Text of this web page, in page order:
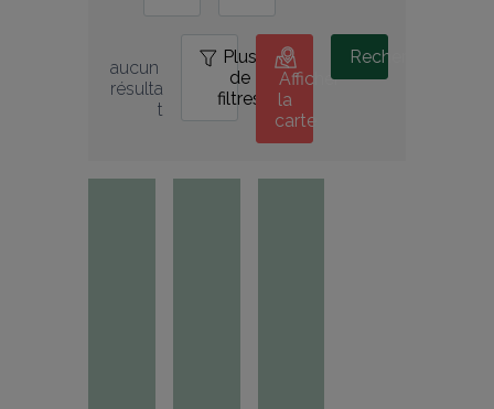
aucun
résulta
t
Plus
de
filtres
Afficher
la
carte
Rechercher